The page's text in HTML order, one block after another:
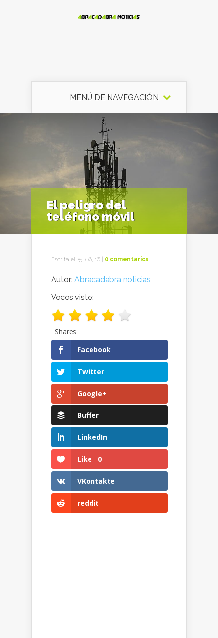
MENÚ DE NAVEGACIÓN
El peligro del
teléfono móvil
Escrita el 25, 06, 16 | 0 comentarios
Autor: Abracadabra noticias
Veces visto:
Shares
Facebook
Twitter
Google+
Buffer
LinkedIn
Like 0
VKontakte
reddit